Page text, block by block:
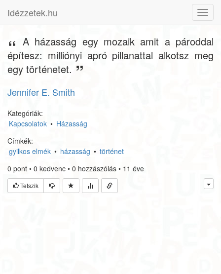
Idézzetek.hu
A házasság egy mozaik amit a pároddal
építesz: milliónyi apró pillanattal alkotsz meg
egy történetet.
Jennifer E. Smith
Kategóriák:
Kapcsolatok • Házasság
Címkék:
gyilkos elmék • házasság • történet
0 pont • 0 kedvenc • 0 hozzászólás • 11 éve
Tetszik